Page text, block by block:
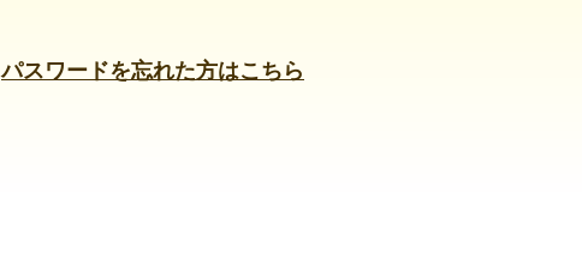
パスワードを忘れた方はこちら